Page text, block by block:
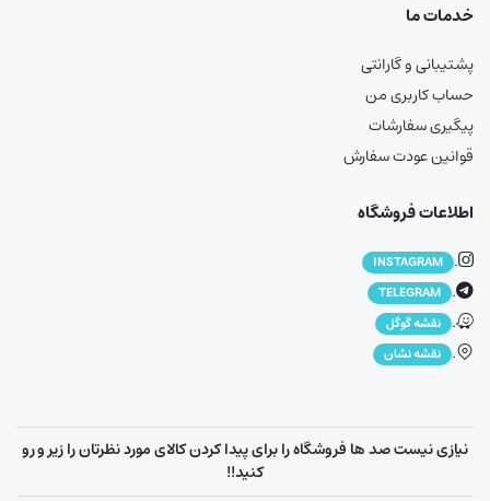
خدمات ما
پشتیبانی و گارانتی
حساب کاربری من
پیگیری سفارشات
قوانین عودت سفارش
اطلاعات فروشگاه
.
INSTAGRAM
.
TELEGRAM
. نقشه گوگل
. نقشه نشان
نیازی نیست صد ها فروشگاه را برای پیدا کردن کالای مورد نظرتان را زیر و رو
کنید!!